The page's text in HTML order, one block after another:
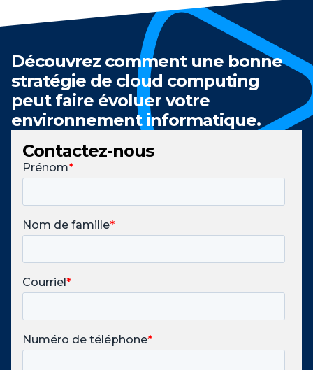
Découvrez comment une bonne
stratégie de cloud computing
peut faire évoluer votre
environnement informatique.
Contactez-nous